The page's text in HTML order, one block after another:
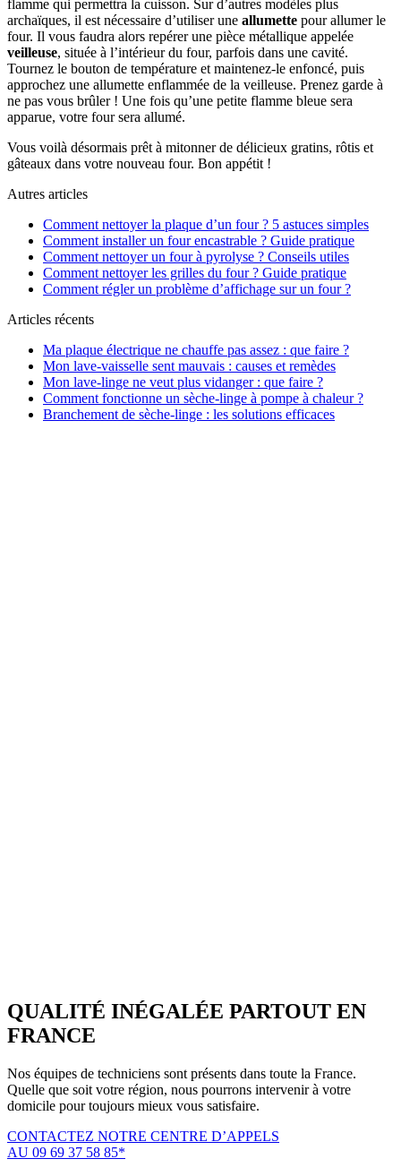
flamme qui permettra la cuisson. Sur d’autres modèles plus
archaïques, il est nécessaire d’utiliser une allumette pour allumer le
four. Il vous faudra alors repérer une pièce métallique appelée
veilleuse, située à l’intérieur du four, parfois dans une cavité.
Tournez le bouton de température et maintenez-le enfoncé, puis
approchez une allumette enflammée de la veilleuse. Prenez garde à
ne pas vous brûler ! Une fois qu’une petite flamme bleue sera
apparue, votre four sera allumé.
Vous voilà désormais prêt à mitonner de délicieux gratins, rôtis et
gâteaux dans votre nouveau four. Bon appétit !
Autres articles
Comment nettoyer la plaque d’un four ? 5 astuces simples
Comment installer un four encastrable ? Guide pratique
Comment nettoyer un four à pyrolyse ? Conseils utiles
Comment nettoyer les grilles du four ? Guide pratique
Comment régler un problème d’affichage sur un four ?
Articles récents
Ma plaque électrique ne chauffe pas assez : que faire ?
Mon lave-vaisselle sent mauvais : causes et remèdes
Mon lave-linge ne veut plus vidanger : que faire ?
Comment fonctionne un sèche-linge à pompe à chaleur ?
Branchement de sèche-linge : les solutions efficaces
QUALITÉ INÉGALÉE PARTOUT EN
FRANCE
Nos équipes de techniciens sont présents dans toute la France.
Quelle que soit votre région, nous pourrons intervenir à votre
domicile pour toujours mieux vous satisfaire.
CONTACTEZ NOTRE CENTRE D’APPELS
AU 09 69 37 58 85*